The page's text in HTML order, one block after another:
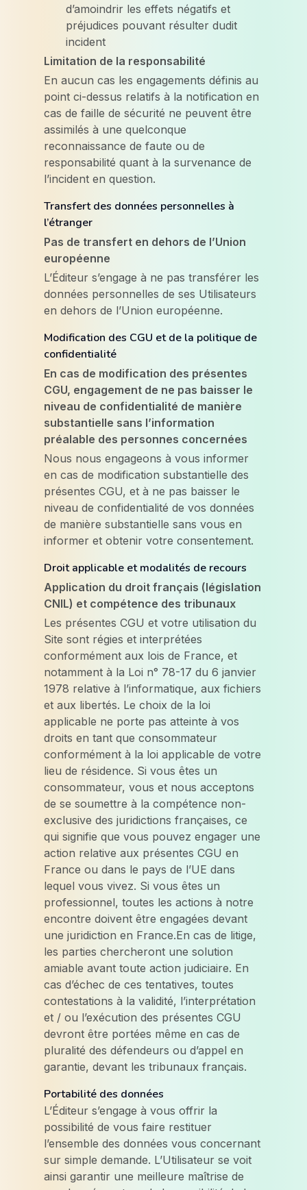
d’amoindrir les effets négatifs et
préjudices pouvant résulter dudit
incident
Limitation de la responsabilité
En aucun cas les engagements définis au
point ci-dessus relatifs à la notification en
cas de faille de sécurité ne peuvent être
assimilés à une quelconque
reconnaissance de faute ou de
responsabilité quant à la survenance de
l’incident en question.
Transfert des données personnelles à
l’étranger
Pas de transfert en dehors de l’Union
européenne
L’Éditeur s’engage à ne pas transférer les
données personnelles de ses Utilisateurs
en dehors de l’Union européenne.
Modification des CGU et de la politique de
confidentialité
En cas de modification des présentes
CGU, engagement de ne pas baisser le
niveau de confidentialité de manière
substantielle sans l’information
préalable des personnes concernées
Nous nous engageons à vous informer
en cas de modification substantielle des
présentes CGU, et à ne pas baisser le
niveau de confidentialité de vos données
de manière substantielle sans vous en
informer et obtenir votre consentement.
Droit applicable et modalités de recours
Application du droit français (législation
CNIL) et compétence des tribunaux
Les présentes CGU et votre utilisation du
Site sont régies et interprétées
conformément aux lois de France, et
notamment à la Loi n° 78-17 du 6 janvier
1978 relative à l’informatique, aux fichiers
et aux libertés. Le choix de la loi
applicable ne porte pas atteinte à vos
droits en tant que consommateur
conformément à la loi applicable de votre
lieu de résidence. Si vous êtes un
consommateur, vous et nous acceptons
de se soumettre à la compétence non-
exclusive des juridictions françaises, ce
qui signifie que vous pouvez engager une
action relative aux présentes CGU en
France ou dans le pays de l’UE dans
lequel vous vivez. Si vous êtes un
professionnel, toutes les actions à notre
encontre doivent être engagées devant
une juridiction en France.En cas de litige,
les parties chercheront une solution
amiable avant toute action judiciaire. En
cas d’échec de ces tentatives, toutes
contestations à la validité, l’interprétation
et / ou l’exécution des présentes CGU
devront être portées même en cas de
pluralité des défendeurs ou d’appel en
garantie, devant les tribunaux français.
Portabilité des données
L’Éditeur s’engage à vous offrir la
possibilité de vous faire restituer
l’ensemble des données vous concernant
sur simple demande. L’Utilisateur se voit
ainsi garantir une meilleure maîtrise de